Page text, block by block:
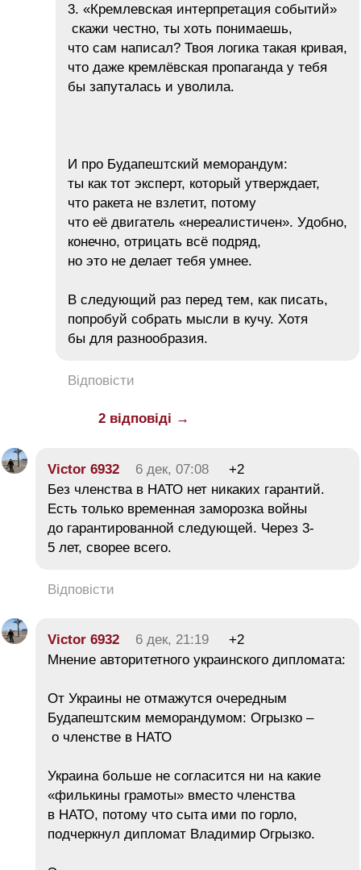
3. «Кремлевская интерпретация событий»
скажи честно, ты хоть понимаешь,
что сам написал? Твоя логика такая кривая,
что даже кремлёвская пропаганда у тебя
бы запуталась и уволила.
И про Будапештский меморандум:
ты как тот эксперт, который утверждает,
что ракета не взлетит, потому
что её двигатель «нереалистичен». Удобно,
конечно, отрицать всё подряд,
но это не делает тебя умнее.
В следующий раз перед тем, как писать,
попробуй собрать мысли в кучу. Хотя
бы для разнообразия.
Відповісти
2 відповіді →
Victor 6932 6 дек, 07:08
+2
Без членства в НАТО нет никаких гарантий.
Есть только временная заморозка войны
до гарантированной следующей. Через 3-
5 лет, сворее всего.
Відповісти
Victor 6932 6 дек, 21:19
+2
Мнение авторитетного украинского дипломата:
От Украины не отмажутся очередным
Будапештским меморандумом: Огрызко –
о членстве в НАТО
Украина больше не согласится ни на какие
«филькины грамоты» вместо членства
в НАТО, потому что сыта ими по горло,
подчеркнул дипломат Владимир Огрызко.